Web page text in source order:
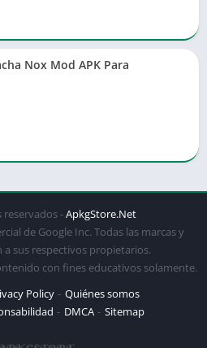
Nox Mod APK Para
reservados -ApkgStore.Net
de Google Inc. Todas las marcas y
sus respectivos propietarios.
con fines educativos solamente.
Policy
Quiénes somos
DMCA Sitemap